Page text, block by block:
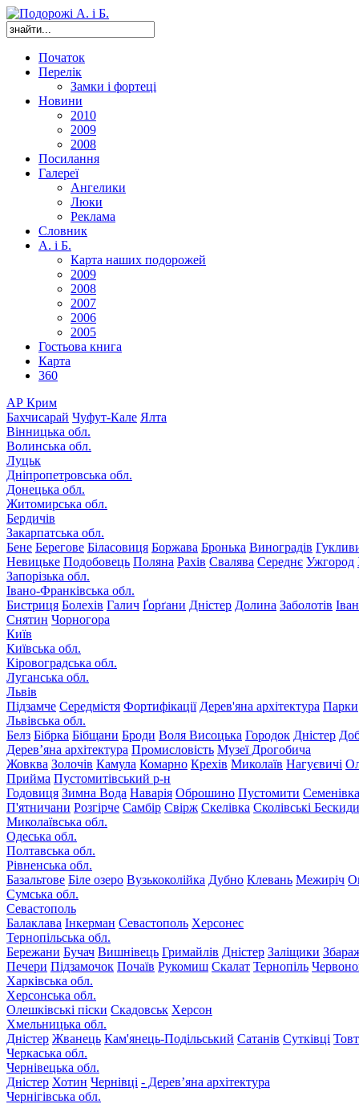
Початок
Перелік
Замки і фортеці
Новини
2010
2009
2008
Посилання
Галереї
Ангелики
Люки
Реклама
Словник
А. і Б.
Карта наших подорожей
2009
2008
2007
2006
2005
Гостьова книга
Карта
360
АР Крим
Бахчисарай Чуфут-Кале Ялта
Вінницька обл.
Волинська обл.
Луцьк
Дніпропетровська обл.
Донецька обл.
Житомирська обл.
Бердичів
Закарпатська обл.
Бене Берегове Біласовиця Боржава Бронька Виноградів
Невицьке Подобовець Поляна Рахів Свалява Середнє Ужгород
Запорізька обл.
Івано-Франківська обл.
Бистриця Болехів Галич Ґорґани Дністер Долина Заболотів
Снятин Чорногора
Київ
Київська обл.
Кіровоградська обл.
Луганська обл.
Львів
Підзамче Середмістя Фортифікації Дерев'яна архітектура Парки
Львівська обл.
Белз Бібрка Бібщани Броди Воля Висоцька Городок Дністер
Дерев’яна архітектура Промисловість Музеї Дрогобича
Жовква Золочів Камула Комарно Крехів Миколаїв Нагуєвичі
Прийма Пустомитівський р-н
Годовиця Зимна Вода Наварія Оброшино Пустомити Семенівка
П'ятничани Розгірче Самбір Свірж Скелівка Сколівські Бескиди
Миколаївська обл.
Одеська обл.
Полтавська обл.
Рівненська обл.
Базальтове Біле озеро Вузькоколійка Дубно Клевань Межиріч
Сумська обл.
Севастополь
Балаклава Інкерман Севастополь Херсонес
Тернопільська обл.
Бережани Бучач Вишнівець Гримайлів Дністер Заліщики
Печери Підзамочок Почаїв Рукомиш Скалат Тернопіль
Харківська обл.
Херсонська обл.
Олешківські піски Скадовськ Херсон
Хмельницька обл.
Дністер Жванець Кам'янець-Подільський Сатанів Сутківці
Черкаська обл.
Чернівецька обл.
Дністер Хотин Чернівці - Дерев’яна архітектура
Чернігівська обл.